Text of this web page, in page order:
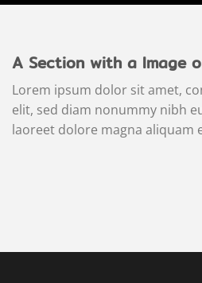
A Section with a Image
Lorem ipsum dolor sit amet,
elit, sed diam nonummy nibh
laoreet dolore magna aliquam